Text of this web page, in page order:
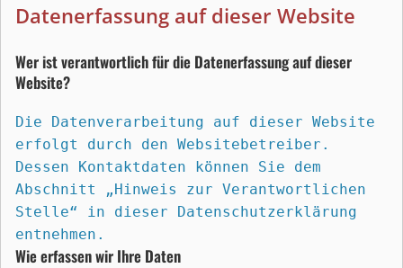
Datenerfassung auf dieser Website
Wer ist verantwortlich für die Datenerfassung auf dieser
Website?
Die Datenverarbeitung auf dieser Website
erfolgt durch den Websitebetreiber.
Dessen Kontaktdaten können Sie dem
Abschnitt „Hinweis zur Verantwortlichen
Stelle“ in dieser Datenschutzerklärung
entnehmen.
Wie erfassen wir Ihre Daten